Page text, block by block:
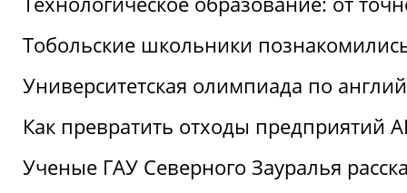
Тобольские школьники
Университетская олимпиада по
Как превратить отходы предприятий
Ученые ГАУ Северного Зауралья